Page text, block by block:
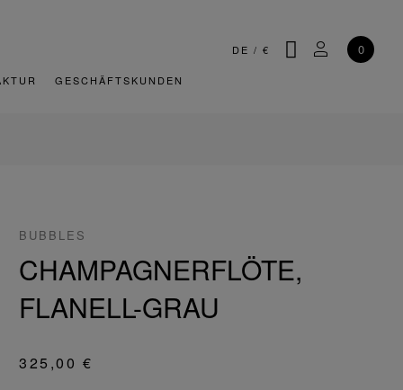
DE / € SUCHEMEIN
0
GESCHÄFTSKUNDEN
BUBBLES
CHAMPAGNERFLÖTE,
FLANELL-GRAU
325,00 €